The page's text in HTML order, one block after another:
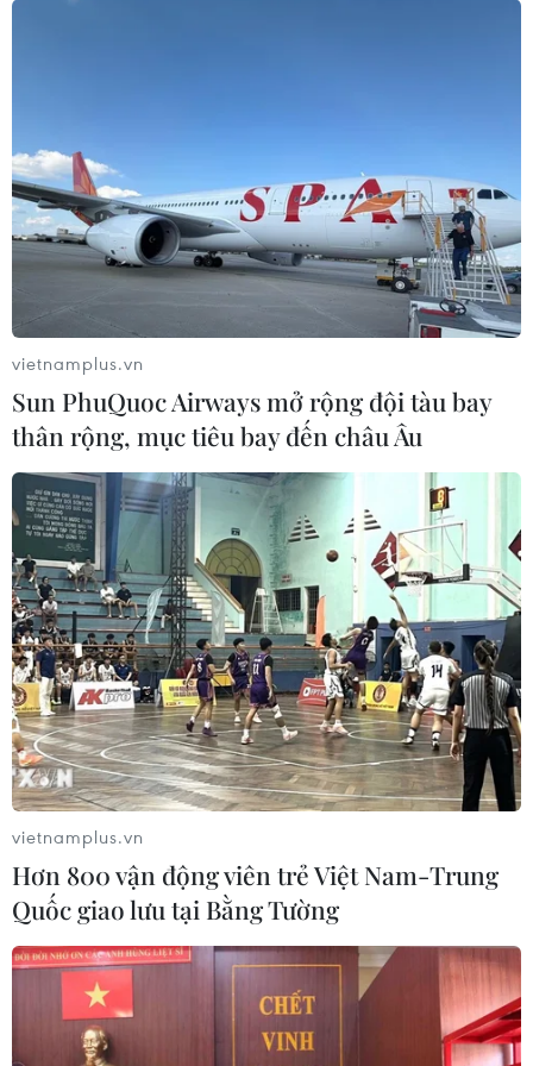
vietnamplus.vn
Sun PhuQuoc Airways mở rộng đội tàu bay
thân rộng, mục tiêu bay đến châu Âu
vietnamplus.vn
Hơn 800 vận động viên trẻ Việt Nam-Trung
Quốc giao lưu tại Bằng Tường